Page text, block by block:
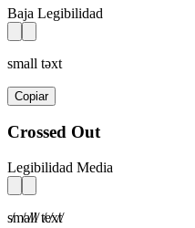
Baja Legibilidad
small tǝxt
Copiar
Crossed Out
Legibilidad Media
s̸m̸a̸l̸l̸ t̸e̸x̸t̸